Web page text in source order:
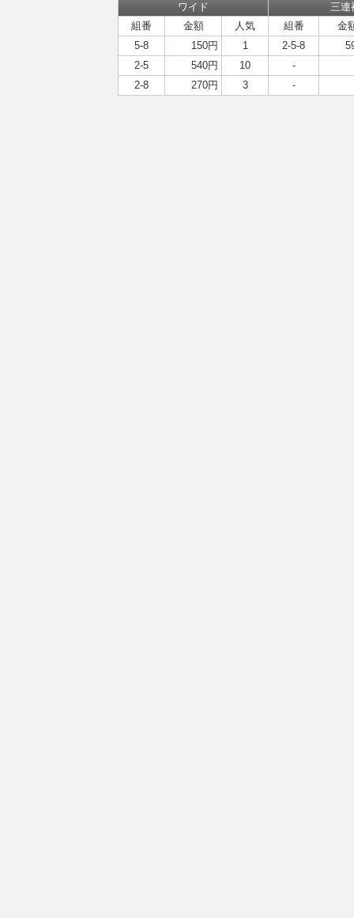
ワイド
三連
組番
金額 人気 組番
金
5-8
150円 1 2-5-8
2-5
540円 10
-
2-8
270円 3 -